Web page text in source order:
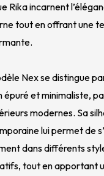
Rika incarnent
tout en offrant une
Nex se distingue
épuré et minimaliste,
modernes. Sa
lui permet de
dans différents
tout en apportant